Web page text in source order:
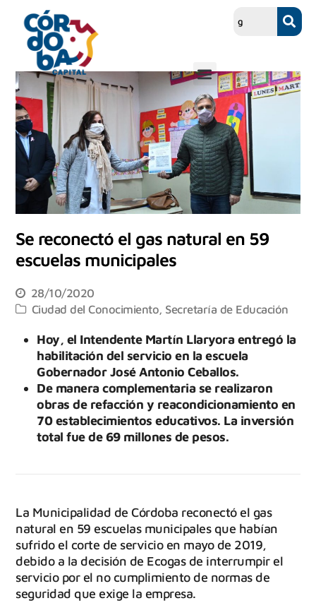
Se reconectó el gas natural en 59
escuelas municipales
28/10/2020
Ciudad del Conocimiento Secretaría de Educación
Hoy, el Intendente Martín Llaryora entregó la
habilitación del servicio en la escuela
Gobernador José Antonio Ceballos.
De manera complementaria se realizaron
obras de refacción y reacondicionamiento en
70 establecimientos educativos. La inversión
total fue de 69 millones de pesos.
La Municipalidad de Córdoba reconectó el gas
natural en 59 escuelas municipales que habían
sufrido el corte de servicio en mayo de 2019,
debido a la decisión de Ecogas de interrumpir el
servicio por el no cumplimiento de normas de
seguridad que exige la empresa.